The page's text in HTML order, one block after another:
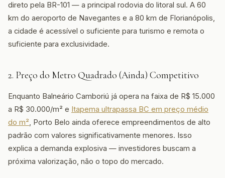
direto pela BR-101 — a principal rodovia do litoral sul. A 60
km do aeroporto de Navegantes e a 80 km de Florianópolis,
a cidade é acessível o suficiente para turismo e remota o
suficiente para exclusividade.
2. Preço do Metro Quadrado (Ainda) Competitivo
Enquanto Balneário Camboriú já opera na faixa de R$ 15.000
a R$ 30.000/m² e Itapema ultrapassa BC em preço médio
do m², Porto Belo ainda oferece empreendimentos de alto
padrão com valores significativamente menores. Isso
explica a demanda explosiva — investidores buscam a
próxima valorização, não o topo do mercado.